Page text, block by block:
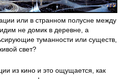
или в странном полусне между
не домик в деревне, а
туманности или существ,
свет?
из кино и это ощущается, как